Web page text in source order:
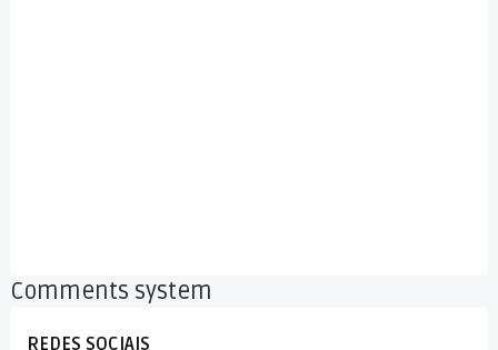
Comments system
REDES SOCIAIS